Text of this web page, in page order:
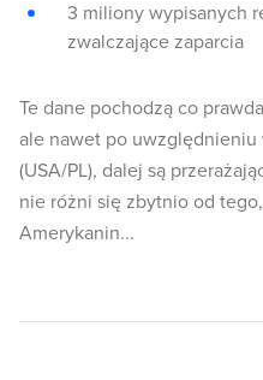
3 miliony wypisanych
zwalczające zaparcia
Te dane pochodzą co
ale nawet po uwzględnieniu
(USA/PL), dalej są
nie różni się zbytnio od
Amerykanin...